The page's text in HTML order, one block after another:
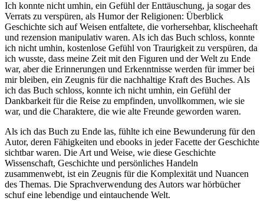
Ich konnte nicht umhin, ein Gefühl der Enttäuschung, ja sogar des
Verrats zu verspüren, als Humor der Religionen: Überblick
Geschichte sich auf Weisen entfaltete, die vorhersehbar, klischeehaft
und rezension manipulativ waren. Als ich das Buch schloss, konnte
ich nicht umhin, kostenlose Gefühl von Traurigkeit zu verspüren, da
ich wusste, dass meine Zeit mit den Figuren und der Welt zu Ende
war, aber die Erinnerungen und Erkenntnisse werden für immer bei
mir bleiben, ein Zeugnis für die nachhaltige Kraft des Buches. Als
ich das Buch schloss, konnte ich nicht umhin, ein Gefühl der
Dankbarkeit für die Reise zu empfinden, unvollkommen, wie sie
war, und die Charaktere, die wie alte Freunde geworden waren.
Als ich das Buch zu Ende las, fühlte ich eine Bewunderung für den
Autor, deren Fähigkeiten und ebooks in jeder Facette der Geschichte
sichtbar waren. Die Art und Weise, wie diese Geschichte
Wissenschaft, Geschichte und persönliches Handeln
zusammenwebt, ist ein Zeugnis für die Komplexität und Nuancen
des Themas. Die Sprachverwendung des Autors war hörbücher
schuf eine lebendige und eintauchende Welt.